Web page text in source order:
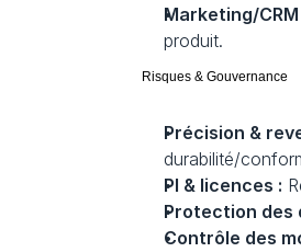
Marketing/CRM
produit.
Risques & Gouvernance
Précision &
durabilité/
PI & licences :
Protection des
Contrôle des